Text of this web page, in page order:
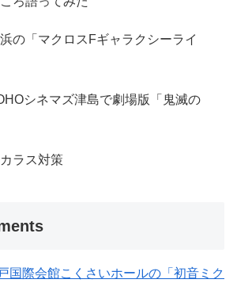
の「マクロスFギャラクシーライ
シネマズ津島で劇場版「鬼滅の
ラス対策
国際会館こくさいホールの「初音ミク